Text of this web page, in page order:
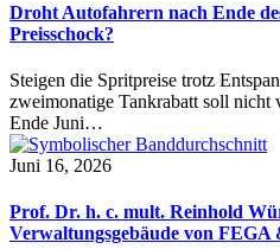
Droht Autofahrern nach Ende
Preisschock?
Steigen die Spritpreise trotz
zweimonatige Tankrabatt soll nicht
Ende Juni…
Juni 16, 2026
Prof. Dr. h. c. mult. Reinhold
Verwaltungsgebäude von FEGA